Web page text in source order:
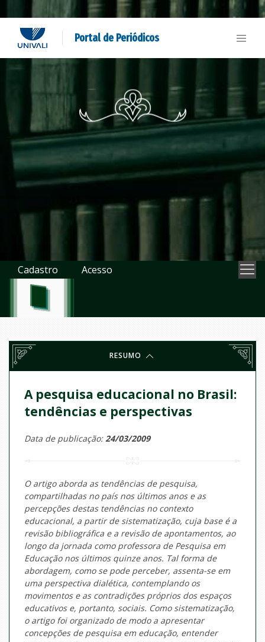
Portal de Periódicos
Cadastro Acesso
RESUMO
A pesquisa educacional no Brasil:
tendências e perspectivas
Data de publicação:24/03/2009
O artigo aborda as tendências de pesquisa,
compartilhadas no país nos últimos anos e as
percepções destas tendências no contexto
educacional, a partir de sistematização, cuja base é a
revisão bibliográfica e a revisão de apontamentos, ao
longo da jornada como professora de Pesquisa em
Educação nos últimos quinze anos. Tal forma de
abordagem, como se pode perceber, assenta-se em
uma perspectiva dialética, contemplando os
movimentos e as contradições próprios dos espaços
educativos e, portanto, sociais. Como sistematização,
o artigo foi organizado de modo a apresentar
concepções de pesquisa em educação, entender